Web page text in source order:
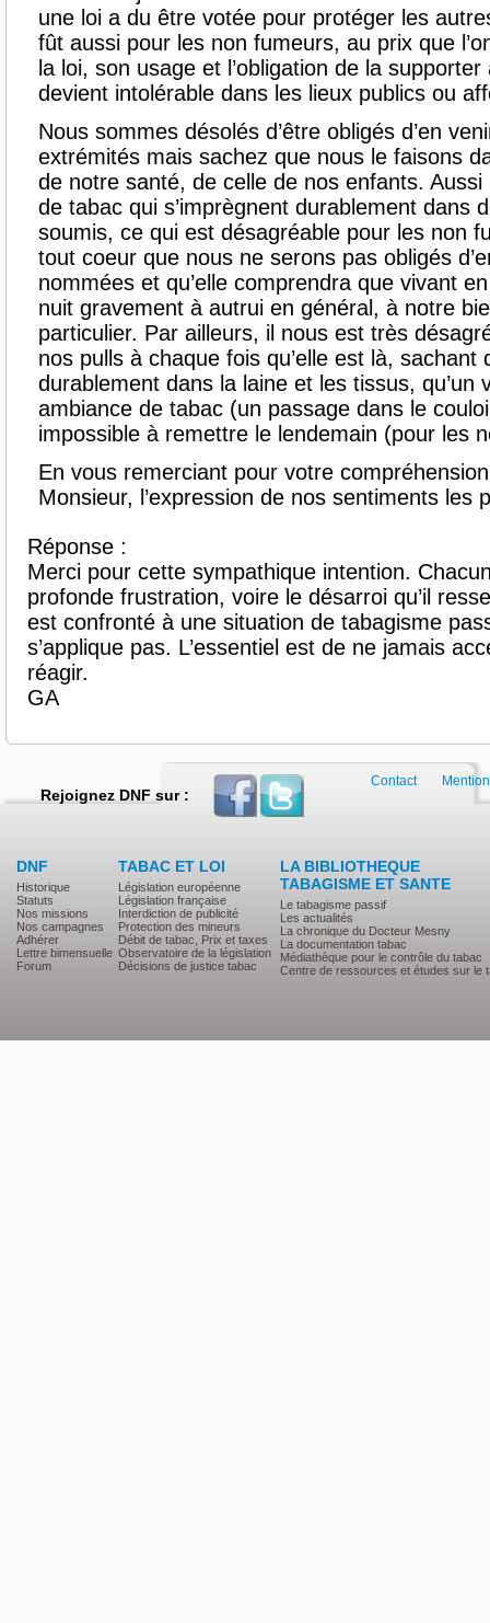
une loi a du être votée pour protéger les
fût aussi pour les non fumeurs, au prix que
la loi, son usage et l’obligation de la
devient intolérable dans les lieux publics ou
Nous sommes désolés d’être obligés d’en
extrémités mais sachez que nous le faisons
de notre santé, de celle de nos enfants.
de tabac qui s’imprègnent durablement dans
soumis, ce qui est désagréable pour les non
tout coeur que nous ne serons pas obligés
nommées et qu’elle comprendra que vivant
nuit gravement à autrui en général, à notre
particulier. Par ailleurs, il nous est très
nos pulls à chaque fois qu’elle est là, sachant
durablement dans la laine et les tissus, qu’un
ambiance de tabac (un passage dans le
impossible à remettre le lendemain (pour les
En vous remerciant pour votre
Monsieur, l’expression de nos sentiments les
Réponse :
Merci pour cette sympathique intention.
profonde frustration, voire le désarroi qu’il
est confronté à une situation de tabagisme
s’applique pas. L’essentiel est de ne jamais
réagir.
GA
Rejoignez DNF sur :
DNF
Historique
Statuts
Nos missions
Nos campagnes
Adhérer
Lettre bimensuelle
Forum
TABAC ET LOI
Législation européenne
Législation française
Interdiction de publicité
Protection des mineurs
Débit de tabac, Prix et taxes
Observatoire de la législation
Décisions de justice tabac
LA BIBLIOTHEQUE
TABAGISME ET SANTE
Le tabagisme passif
Les actualités
La chronique du Docteur Mesny
La documentation tabac
Médiathèque pour le contrôle du tabac
Centre de ressources et études sur le
Contact